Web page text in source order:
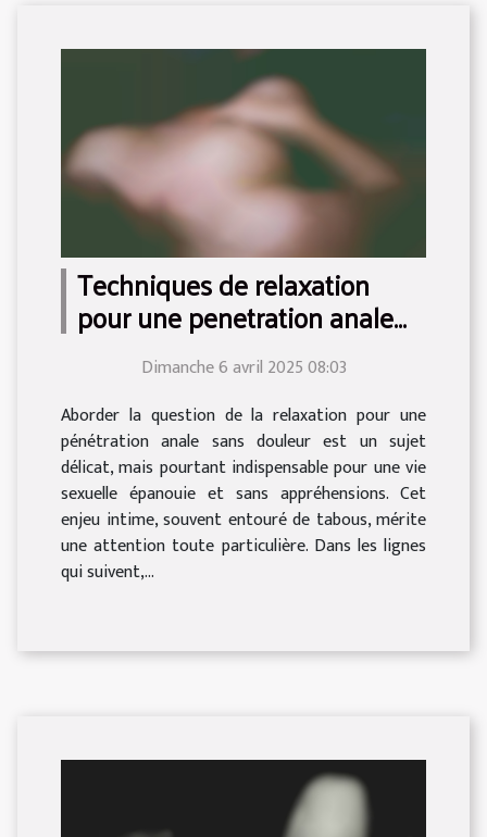
Techniques de relaxation
pour une penetration anale
sans douleur
Dimanche 6 avril 2025 08:03
Aborder la question de la relaxation pour une
pénétration anale sans douleur est un sujet
délicat, mais pourtant indispensable pour une vie
sexuelle épanouie et sans appréhensions. Cet
enjeu intime, souvent entouré de tabous, mérite
une attention toute particulière. Dans les lignes
qui suivent,...